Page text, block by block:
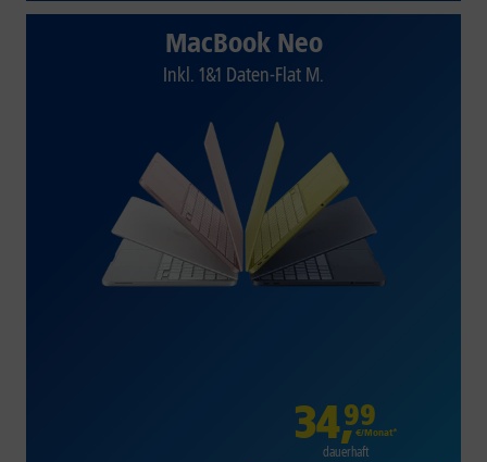
MacBook Neo
Inkl. 1&1 Daten-Flat M.
34,99
€/Monat*
dauerhaft